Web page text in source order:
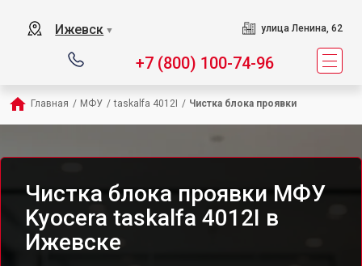
Ижевск ▼ улица Ленина, 62
+7 (800) 100-74-96
Главная / МФУ / taskalfa 4012I / Чистка блока проявки
Чистка блока проявки МФУ
Kyocera taskalfa 4012I в
Ижевске